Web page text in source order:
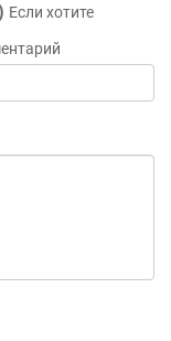
Если хотите